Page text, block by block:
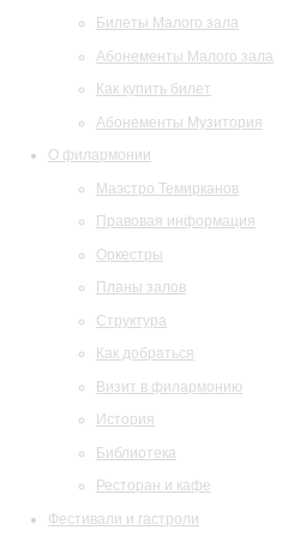
Билеты Малого зала
Абонементы Малого зала
Как купить билет
Абонементы Музитория
О филармонии
Маэстро Темирканов
Правовая информация
Оркестры
Планы залов
Структура
Как добраться
Визит в филармонию
История
Библиотека
Ресторан и кафе
Фестивали и гастроли